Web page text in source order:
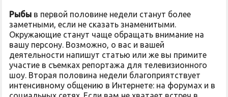
Рыбы в первой половине недели станут более
заметными, если не сказать знаменитыми.
Окружающие станут чаще обращать внимание на
вашу персону. Возможно, о вас и вашей
деятельности напишут статью или же вы примите
участие в съемках репортажа для телевизионного
шоу. Вторая половина недели благоприятствует
интенсивному общению в Интернете: на форумах и в